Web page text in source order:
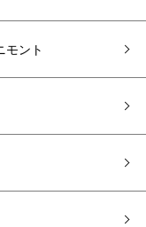
モント